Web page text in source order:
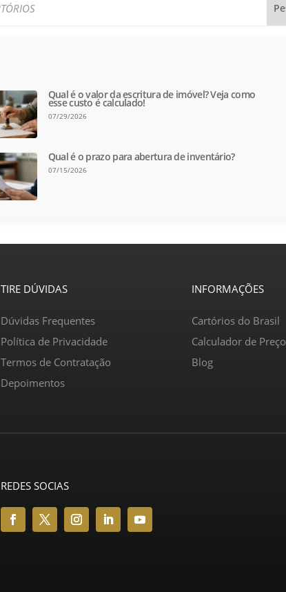
Qual é o valor da escritura de imóvel? Veja como
esse custo é calculado!
07/29/2026
Qual é o prazo para abertura de inventário?
07/15/2026
TIRE DÚVIDAS
Dúvidas Frequentes
Política de Privacidade
Termos de Contratação
Depoimentos
INFORMAÇÕES
Cartórios do Brasil
Calculador de Preço
Blog
REDES SOCIAS